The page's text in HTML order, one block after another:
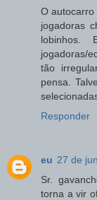
O autocarro
jogadoras
jogadoras/
tão
pensa.
Responder
eu 27 de
Sr.
torna a vir